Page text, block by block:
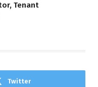
Tenant
Twitter